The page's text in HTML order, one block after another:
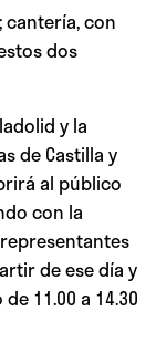
cantería, con
dos
y la
de Castilla y
al público
con la
de ese día y
11.00 a 14.30